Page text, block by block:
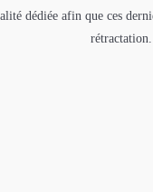
dédiée afin que ces